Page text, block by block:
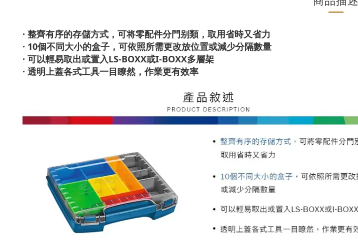
· 整齊有序的存儲方式，可将零配件分門别類，取用省時又省力
· 10個不同大小的盒子，可依照所需更改放位置或減少分隔數量
· 可以輕易取出或置入LS-BOXX或I-BOXX多層架
· 透明上蓋各式工具一目瞭然，作業更有效率